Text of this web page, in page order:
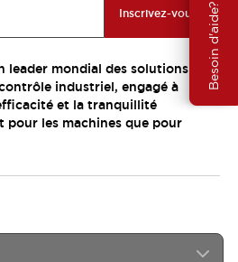
Besoin d'aide?
Inscrivez-vous
leader mondial des solutions
industriel, engagé à
et la tranquillité
pour les machines que pour